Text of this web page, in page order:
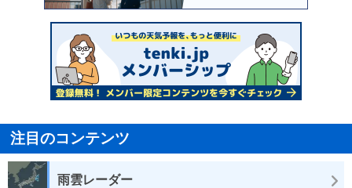
注目のコンテンツ
雨雲レーダー